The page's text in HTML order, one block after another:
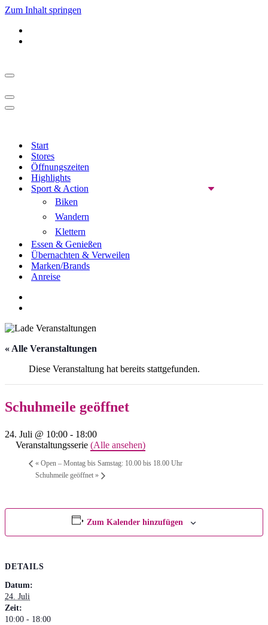
Zum Inhalt springen
Navigationsmenü
Navigationsmenü
Navigationsmenü
Start
Stores
Öffnungszeiten
Highlights
Sport & Action
Biken
Wandern
Klettern
Essen & Genießen
Übernachten & Verweilen
Marken/Brands
Anreise
« Alle Veranstaltungen
Diese Veranstaltung hat bereits stattgefunden.
Schuhmeile geöffnet
24. Juli @ 10:00 - 18:00
Veranstaltungsserie (Alle ansehen)
« Open – Montag bis Samstag: 10.00 bis 18.00 Uhr
Schuhmeile geöffnet »
Zum Kalender hinzufügen
DETAILS
Datum:
24. Juli
Zeit:
10:00 - 18:00